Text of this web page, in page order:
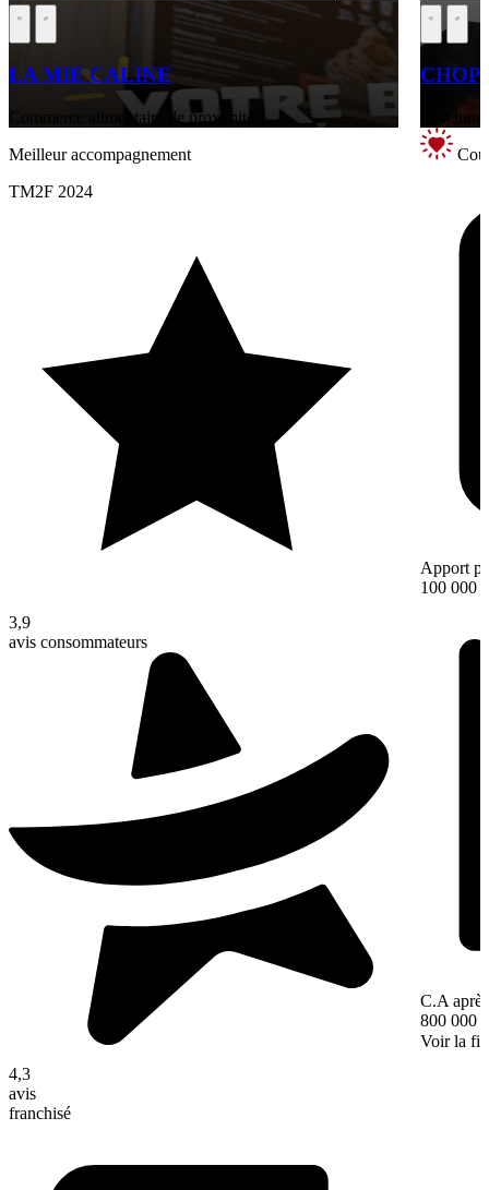
LA MIE CALINE
Commerce alimentaire de proximité
Meilleur accompagnement
TM2F 2024
3,9
avis consommateurs
4,3
avis
franchisé
Apport
100 000 €
C.A
800 000 €
Voir la